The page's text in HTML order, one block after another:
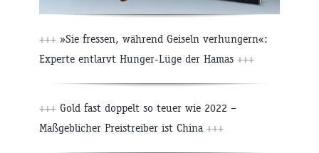
+++ »Sie fressen, während Geiseln verhungern«:
Experte entlarvt Hunger-Lüge der Hamas +++
+++ Gold fast doppelt so teuer wie 2022 –
Maßgeblicher Preistreiber ist China +++